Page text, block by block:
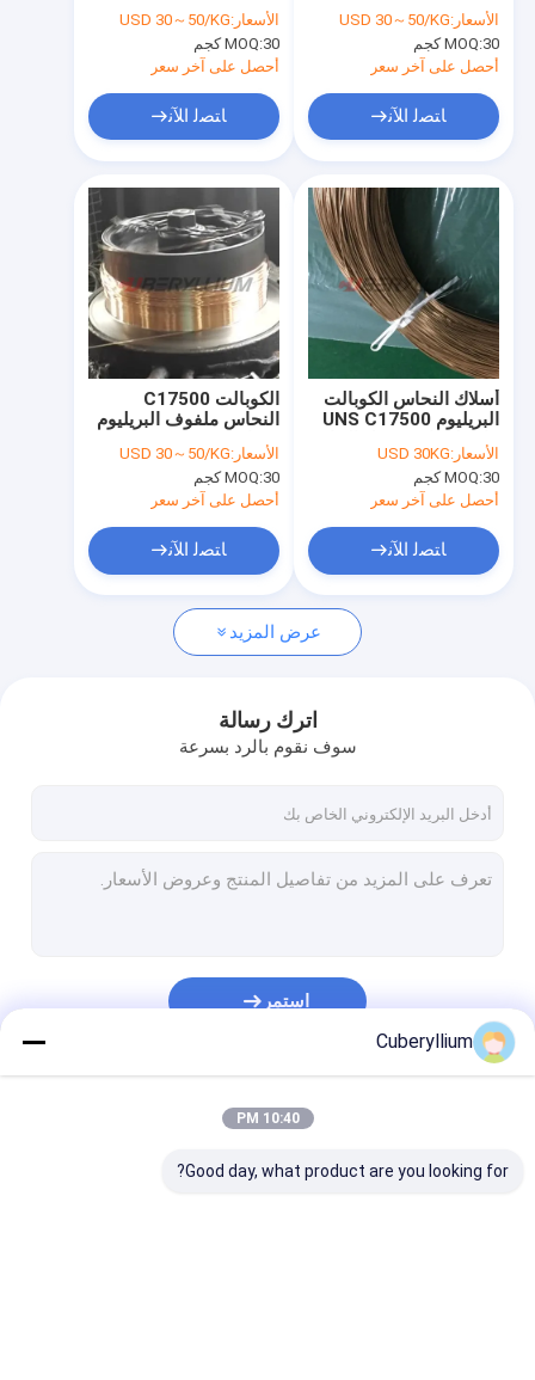
منتجات
أشرطة فيديو
معلومات عنا
جولة في المعمل
رقابة جودة
اتصل بنا
اطلب اقتباس
سبائك النحاس البريليوم
C17510 نحاس البريليوم
قضبان النحاس البريليوم
قطاع النحاس البريليوم
CuCo2Be DIN 2.1285
مسنة
الأسعار:USD 30～50/KG
MOQ:30 كجم
أحصل على آخر سعر
ﺎﺘﺼﻟ ﺍﻶﻧ
قضبان مقاومة للتآكل
مقاومة للاهتراء
الأسعار:USD 30～50/KG
MOQ:30 كجم
أحصل على آخر سعر
ﺎﺘﺼﻟ ﺍﻶﻧ
الكوبالت C17500
النحاس ملفوف البريليوم
سمك 3 مم
الأسعار:USD 30～50/KG
MOQ:30 كجم
أحصل على آخر سعر
ﺎﺘﺼﻟ ﺍﻶﻧ
أسلاك النحاس الكوبالت
البريليوم UNS C17500
مادة لمفاتيح تبديل الينابيع
الأسعار:USD 30KG
MOQ:30 كجم
أحصل على آخر سعر
ﺎﺘﺼﻟ ﺍﻶﻧ
عرض المزيد
اترك رسالة
سوف نقوم بالرد بسرعة
استمر
Cuberyllium
10:40 PM
Good day, what product are you looking for?